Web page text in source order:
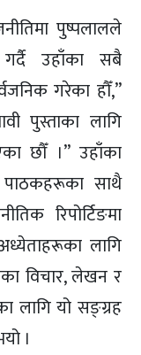
पुष्पलालले
उहाँका सबै
गरेका हौँ,”
पुस्ताका लागि
छौँ ।” उहाँका
साथै
रिपोर्टिङमा
लागि
विचार, लेखन र
लागि यो सङ्ग्रह
।